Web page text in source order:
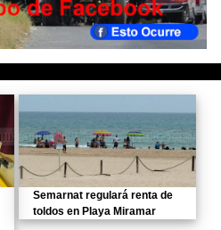
Semarnat regulará renta de
toldos en Playa Miramar